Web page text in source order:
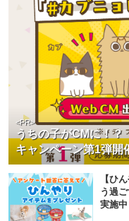
うちの子がCMに！？
キャンペーン第1弾開
<PR>
【ひ
う過
実施中